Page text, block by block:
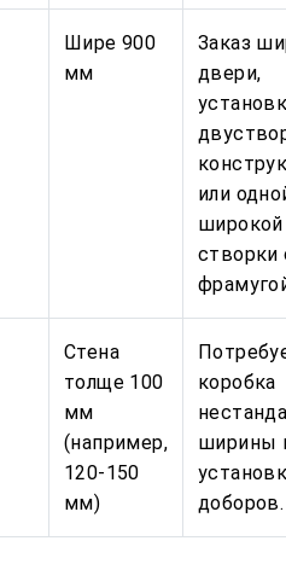
Шире 900
мм
Заказ
двери,
или
широкой
створки
Стена
толще 100
мм
(например,
120-150
мм)
коробка
ширины
доборов.